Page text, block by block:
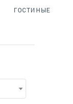
ГОСТИНЫЕ